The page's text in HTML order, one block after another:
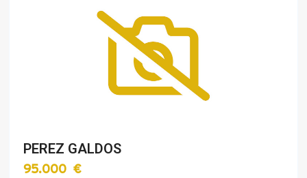
PEREZ GALDOS
95.000 €